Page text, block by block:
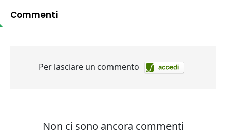
Commenti